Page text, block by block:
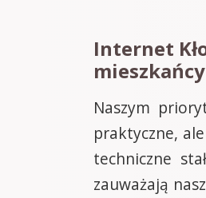
Internet
Naszym
praktyczne,
techniczne
zauważają